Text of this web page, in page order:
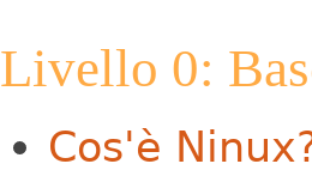
Livello 0:
Cos'è